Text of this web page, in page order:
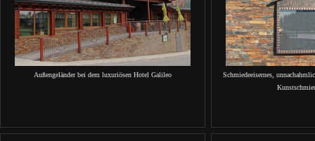
Außengeländer bei dem luxuriösen Hotel Galileo
Schmiedeeisernes,